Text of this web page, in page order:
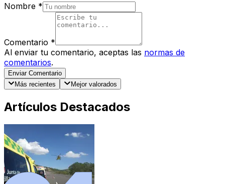
Nombre *
Comentario *
Al enviar tu comentario, aceptas las normas de
comentarios.
Enviar Comentario
Más recientes
Mejor valorados
Artículos Destacados